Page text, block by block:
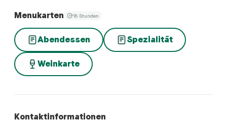
Menukarten 16 Stunden
Abendessen Spezialität
Weinkarte
Kontaktinformationen